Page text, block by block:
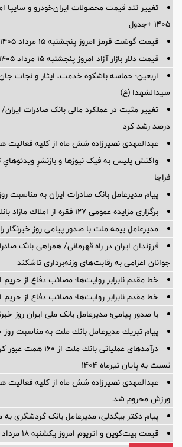
۱۴۰۵ +جدول
قیمت گوشت قرمز امروز پنجشنبه ۱۵ مرداد ۱۴۰۵ +جدول
قیمت دلار بازار آزاد امروز پنجشنبه ۱۵ مرداد ۱۴۰۵ +جدول
اربعین؛ حماسه باشکوه خدمت، ایثار و نجات
سیدالشهدا (ع)
درصد رشد کرد
عبدالمهدی نصیرزاده شش ماه از کلیه
واکنش پلیس به فیک نیوزها و بازنشرِ
فراجا
پیام مدیرعامل بانک صادرات ایران به مناسبت
برگزاری مزایده عمومی 127 فقره از املاك مازاد بانك ملت
مدیرعامل بیمه ملت با صدور پیامی روز خبرنگار
فرزندان ایران در راه قهرمانی/ همراهی بانک
جوانان اعزامی به رقابت‌های وزنه‌برداری تاشکند
خط مقدم نابرابر روایت‌ها؛ مصائب دفاع از حریم
خط مقدم نابرابر روایت‌ها؛ مصائب دفاع از حریم
با صدور پیامی؛ مدیرعامل بانک ملی ایران روز
پیام تبریك مدیرعامل بانك ملت به مناسبت روز
نسبت به پایان تیرماه 1404
عبدالمهدی نصیرزاده شش ماه از کلیه فعالیت
ورزش محروم شد.
پیام دکتر بیگدلی، مدیرعامل بانک گردشگری به
قیمت بیت‌کوین و اتریوم امروز یکشنبه ۱۸ مرداد ۱۴۰۵